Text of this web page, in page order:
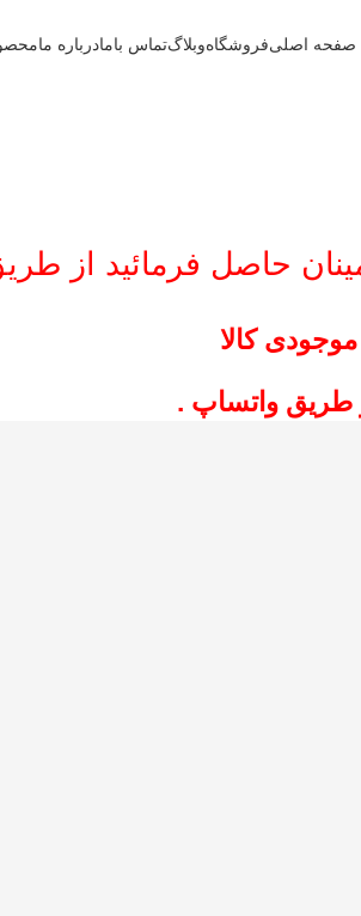
صفحه اصلیفروشگاهوبلاگتماس بامادرباره ما
حاصل فرمائید از
کالا
طریق واتساپ .